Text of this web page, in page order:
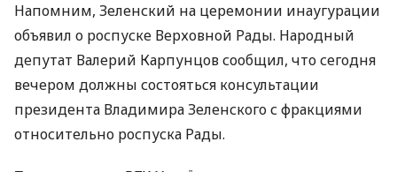
Напомним, Зеленский на церемонии инаугурации
объявил о роспуске Верховной Рады. Народный
депутат Валерий Карпунцов сообщил, что сегодня
вечером должны состояться консультации
президента Владимира Зеленского с фракциями
относительно роспуска Рады.